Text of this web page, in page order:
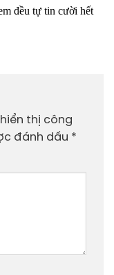
đều tự tin cười hết
thị công
đánh dấu *